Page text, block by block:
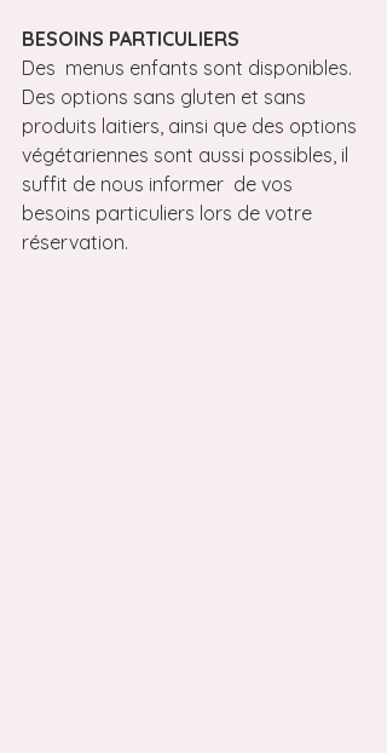
BESOINS PARTICULIERS
Des  menus enfants sont disponibles.
Des options sans gluten et sans
produits laitiers, ainsi que des options
végétariennes sont aussi possibles, il
suffit de nous informer  de vos
besoins particuliers lors de votre
réservation.